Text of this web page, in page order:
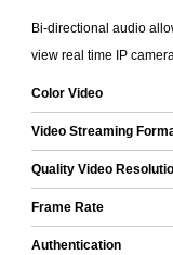
Bi-directional audio
view real time IP
Color Video
Video Streaming
Quality Video
Frame Rate
Authentication